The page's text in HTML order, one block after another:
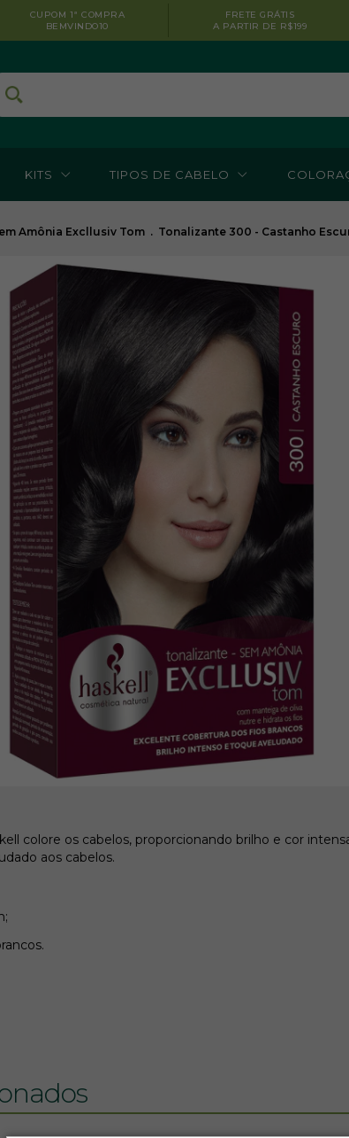
CUPOM 1ª COMPRA
BEMVINDO10
FRETE GRÁTIS
A PARTIR DE R$199
KITS TIPOS DE CABELO
Amônia Excllusiv Tom . Tonalizante 300 - Castanho
colore os cabelos, proporcionando brilho e cor
aos cabelos.